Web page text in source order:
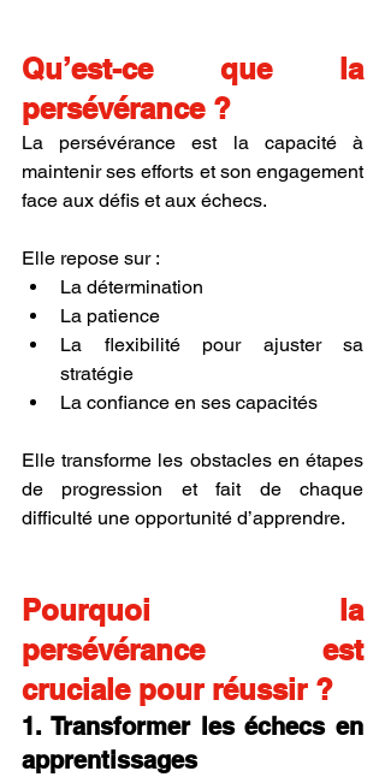
Qu’est-ce que la
persévérance ?
La persévérance est la capacité à
maintenir ses efforts et son engagement
face aux défis et aux échecs.
Elle repose sur :
La détermination
La patience
La flexibilité pour ajuster sa
stratégie
La confiance en ses capacités
Elle transforme les obstacles en étapes
de progression et fait de chaque
difficulté une opportunité d’apprendre.
Pourquoi la
persévérance est
cruciale pour réussir ?
1. Transformer les échecs en
apprentissages